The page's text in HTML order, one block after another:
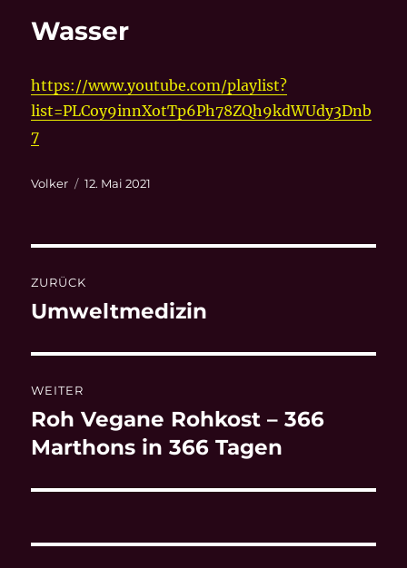
Wasser
https://www.youtube.com/playlist?
list=PLCoy9innXotTp6Ph78ZQh9kdWUdy3Dnb
7
Autor
Volker
Veröffentlicht
12. Mai 2021
ZURÜCK
Vorheriger
Umweltmedizin
WEITER
Nächster
Beitrag:
Roh Vegane Rohkost – 366
Marthons in 366 Tagen